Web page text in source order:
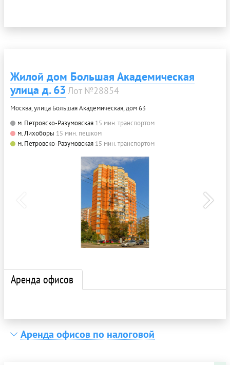
Жилой дом Большая Академическая
улица д. 63 Лот №28854
Москва, улица Большая Академическая, дом 63
м. Петровско-Разумовская 15 мин. транспортом
м. Лихоборы 15 мин. пешком
м. Петровско-Разумовская 15 мин. транспортом
Аренда офисов
Аренда офисов по налоговой